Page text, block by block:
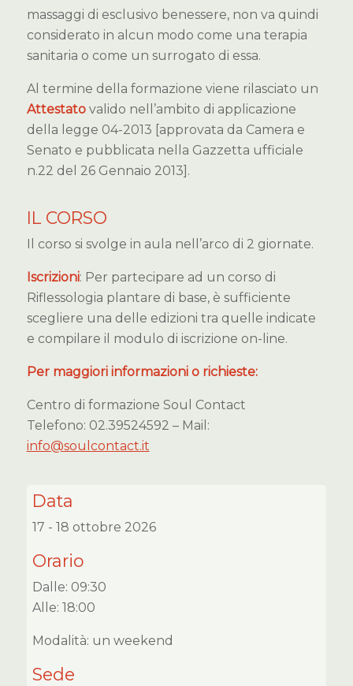
massaggi di esclusivo benessere, non va quindi
considerato in alcun modo come una terapia
sanitaria o come un surrogato di essa.
Al termine della formazione viene rilasciato un
Attestatovalido nell’ambito di applicazione
della legge 04-2013 [approvata da Camera e
Senato e pubblicata nella Gazzetta ufficiale
n.22 del 26 Gennaio 2013].
IL CORSO
Il corso si svolge in aula nell’arco di 2 giornate.
Iscrizioni: Per partecipare ad un corso di
Riflessologia plantare di base, è sufficiente
scegliere una delle edizioni tra quelle indicate
e compilare il modulo di iscrizione on-line.
Per maggiori informazioni o richieste:
Centro di formazione Soul Contact
Telefono: 02.39524592 – Mail:
info@soulcontact.it
Data
17 - 18 ottobre 2026
Orario
Dalle: 09:30
Alle: 18:00
Modalità: un weekend
Sede